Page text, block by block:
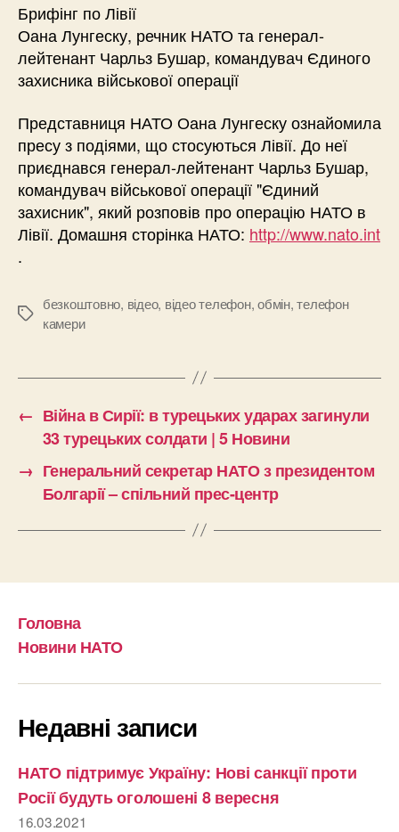
Брифінг по Лівії
Оана Лунгеску, речник НАТО та генерал-
лейтенант Чарльз Бушар, командувач Єдиного
захисника військової операції
Представниця НАТО Оана Лунгеску ознайомила
пресу з подіями, що стосуються Лівії. До неї
приєднався генерал-лейтенант Чарльз Бушар,
командувач військової операції "Єдиний
захисник", який розповів про операцію НАТО в
Лівії. Домашня сторінка НАТО: http://www.nato.int
.
Позначки
безкоштовно, відео, відео телефон,обмін,телефон
камери
← Війна в Сирії: в турецьких ударах загинули
33 турецьких солдати | 5 Новини
→ Генеральний секретар НАТО з президентом
Болгарії – спільний прес-центр
Головна
Новини НАТО
Недавні записи
НАТО підтримує Україну: Нові санкції проти
Росії будуть оголошені 8 вересня
16.03.2021